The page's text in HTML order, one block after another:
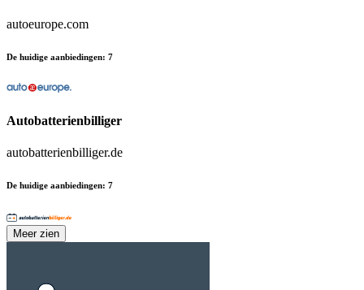
autoeurope.com
De huidige aanbiedingen: 7
Autobatterienbilliger
autobatterienbilliger.de
De huidige aanbiedingen: 7
Meer zien